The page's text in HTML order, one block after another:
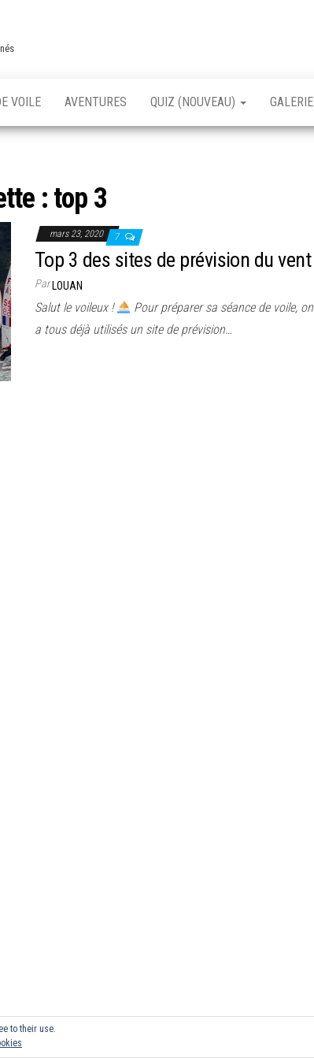
VOILE AVENTURES QUIZ (NOUVEAU) GALERIE
: top 3
mars 23, 2020 7
Top 3 des sites de prévision du vent
ParLOUAN
Salut le voileux !
Pour préparer sa séance de voile, on
a tous déjà utilisés un site de prévision…
to their use.